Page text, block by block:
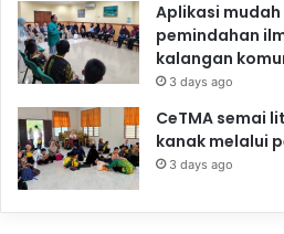
Aplikasi
pemindahan
kalangan
3 days ago
CeTMA semai
kanak melalui
3 days ago